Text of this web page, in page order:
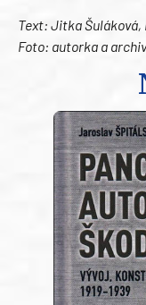
Text: Jitka Šuláková,
Foto: autorka a